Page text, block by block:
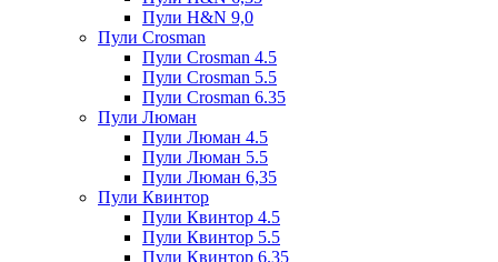
Пули H&N 9,0
Пули Crosman
Пули Crosman 4.5
Пули Crosman 5.5
Пули Crosman 6.35
Пули Люман
Пули Люман 4.5
Пули Люман 5.5
Пули Люман 6,35
Пули Квинтор
Пули Квинтор 4.5
Пули Квинтор 5.5
Пули Квинтор 6.35